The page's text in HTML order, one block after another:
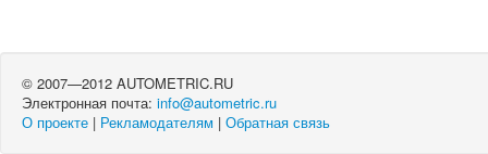
© 2007—2012 AUTOMETRIC.RU
Электронная почта: info@autometric.ru
О проекте | Рекламодателям | Обратная связь